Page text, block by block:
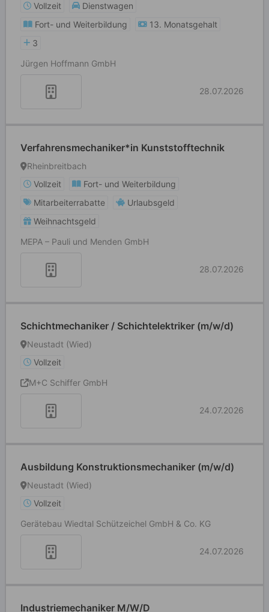
Vollzeit
Dienstwagen
Fort- und Weiterbildung
13. Monatsgehalt
3
Jürgen Hoffmann GmbH
28.07.2026
Verfahrensmechaniker*in Kunststofftechnik
Rheinbreitbach
Vollzeit
Fort- und Weiterbildung
Mitarbeiterrabatte
Urlaubsgeld
Weihnachtsgeld
MEPA – Pauli und Menden GmbH
28.07.2026
Schichtmechaniker / Schichtelektriker (m/w/d)
Neustadt (Wied)
Vollzeit
M+C Schiffer GmbH
24.07.2026
Ausbildung Konstruktionsmechaniker (m/w/d)
Neustadt (Wied)
Vollzeit
Gerätebau Wiedtal Schützeichel GmbH & Co. KG
24.07.2026
Industriemechaniker M/W/D